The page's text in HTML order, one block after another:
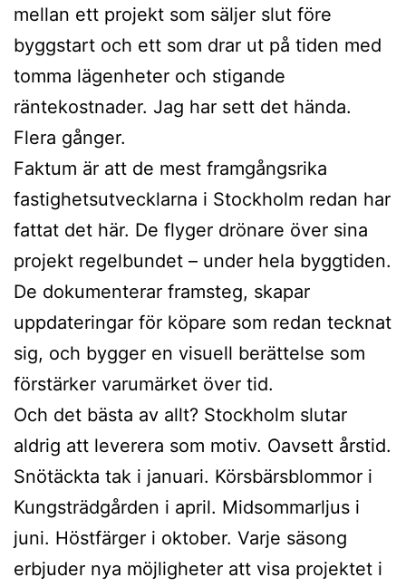
mellan ett projekt som säljer slut före
byggstart och ett som drar ut på tiden med
tomma lägenheter och stigande
räntekostnader. Jag har sett det hända.
Flera gånger.
Faktum är att de mest framgångsrika
fastighetsutvecklarna i Stockholm redan har
fattat det här. De flyger drönare över sina
projekt regelbundet – under hela byggtiden.
De dokumenterar framsteg, skapar
uppdateringar för köpare som redan tecknat
sig, och bygger en visuell berättelse som
förstärker varumärket över tid.
Och det bästa av allt? Stockholm slutar
aldrig att leverera som motiv. Oavsett årstid.
Snötäckta tak i januari. Körsbärsblommor i
Kungsträdgården i april. Midsommarljus i
juni. Höstfärger i oktober. Varje säsong
erbjuder nya möjligheter att visa projektet i